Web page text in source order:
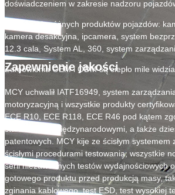
doświadczeniem w zakresie nadzoru
Oferowanie różnych produktów pojazdów:
kamera desakcyjna, ipcamera, system
12.3 cala, System AL, 360, system
Zamówienia OEM i ODM są ciepło mile
Zapewnienie jakości
MCY uchwalił IATF16949, system
motoryzacyjną i wszystkie produkty
ECE R10, ECE R118, ECE R46 pod kątem
standardami międzynarodowymi, a także
patentowych. MCY kije ze ścisłym systemem
ścisłymi procedurami testowania, wszystkie
serii niezawodnych testów wydajnościowych
gotowego produktu przed produkcją masy,
zginania kablowego, test ESD, test wysokiej